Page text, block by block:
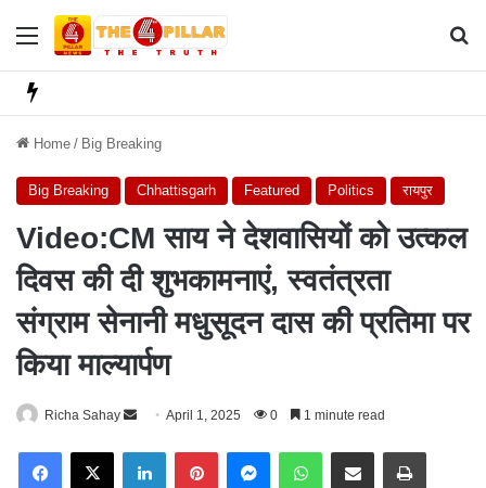
Menu
Home / Big Breaking
Big Breaking Chhattisgarh Featured Politics रायपुर
Video:CM साय ने देशवासियों को उत्कल
दिवस की दी शुभकामनाएं, स्वतंत्रता
संग्राम सेनानी मधुसूदन दास की प्रतिमा पर
किया माल्यार्पण
Richa Sahay
n
April 1, 2025 0 1 minute read
X